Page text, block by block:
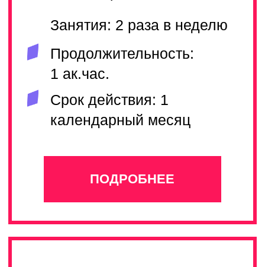
PRO
Ставите перед собой большие
творческие цели? Такие как
Срок действия: 3
календарных месяца
Продолжительность: 1
ак.час.